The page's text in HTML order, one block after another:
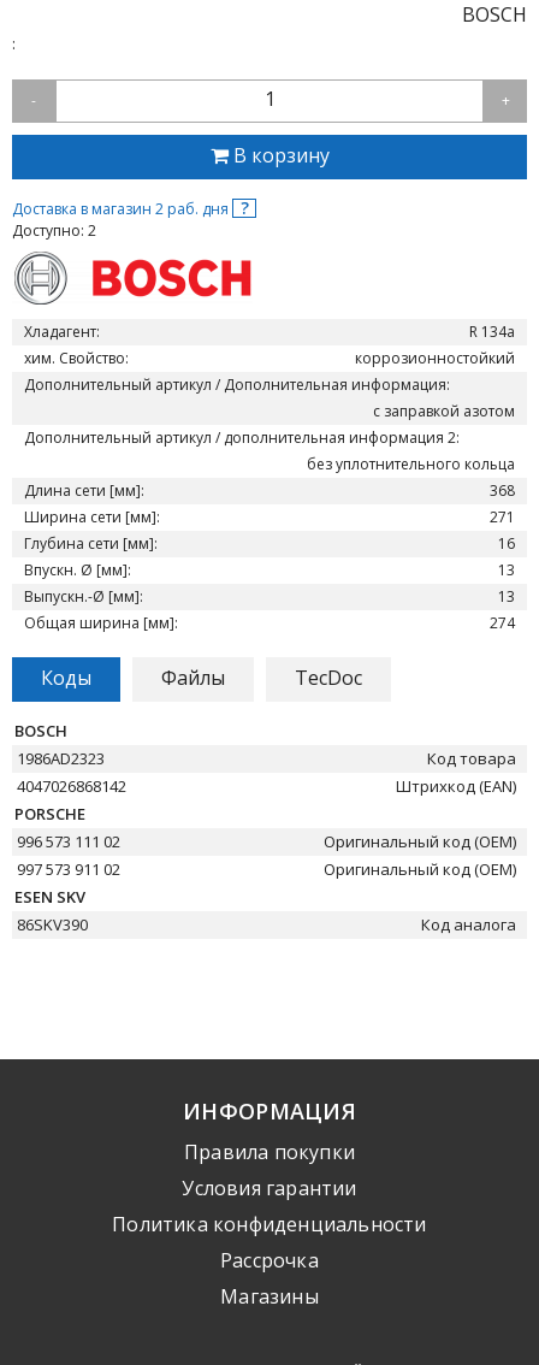
BOSCH
:
- 1 +
В корзину
Доставка в магазин 2 раб. дня ?
Доступно: 2
Хладагент:
R 134a
хим. Свойство:
коррозионностойкий
Дополнительный артикул / Дополнительная информация:
с заправкой азотом
Дополнительный артикул / дополнительная информация 2:
без уплотнительного кольца
Длина сети [мм]:
368
Ширина сети [мм]:
271
Глубина сети [мм]:
16
Впускн. Ø [мм]:
13
Выпускн.-Ø [мм]:
13
Общая ширина [мм]:
274
Коды Файлы TecDoc
BOSCH
1986AD2323
Код товара
4047026868142
Штрихкод (EAN)
PORSCHE
996 573 111 02
Оригинальный код (OEM)
997 573 911 02
Оригинальный код (OEM)
ESEN SKV
86SKV390
Код аналога
ИНФОРМАЦИЯ
Правила покупки
Условия гарантии
Политика конфиденциальности
Рассрочка
Mагазины